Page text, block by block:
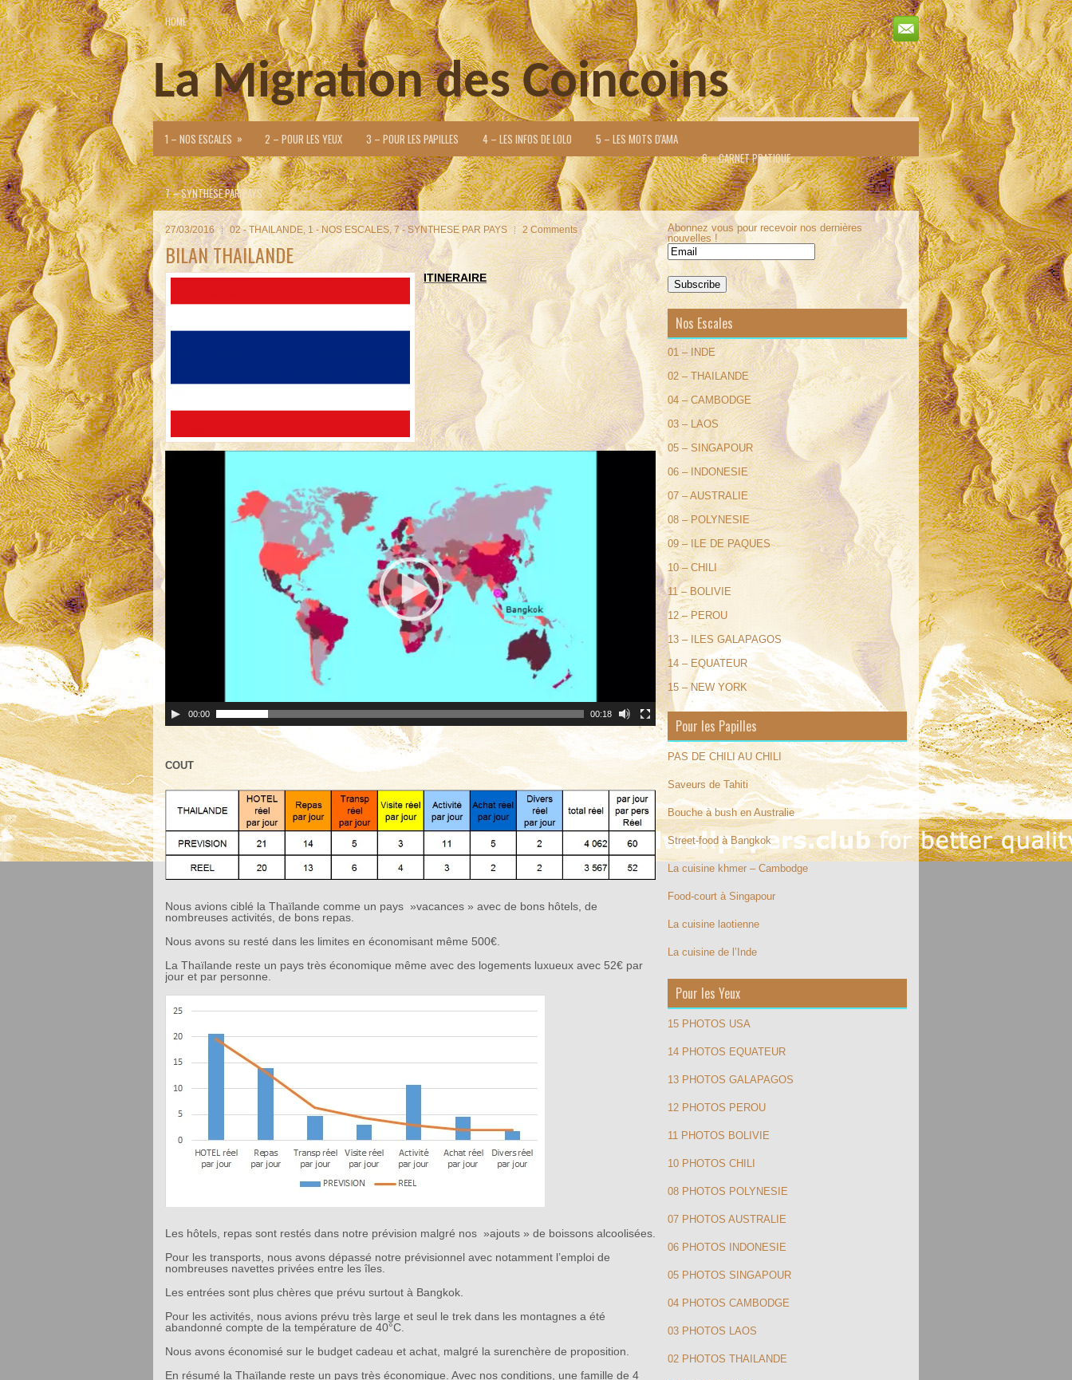
HOME
La Migration des Coincoins
1 – NOS ESCALES » 2 – POUR LES YEUX 3 – POUR LES PAPILLES 4 – LES INFOS DE LOLO
5 – LES MOTS D'AMA
6 – CARNET PRATIQUE
7 – SYNTHESE PAR PAYS
27/03/2016 02 - THAILANDE,1 - NOS ESCALES,7 - SYNTHESE PAR PAYS 2 Comments
BILAN THAILANDE
ITINERAIRE
Lecteur
vidéo
00:00 00:18
COUT
Nous avions ciblé la Thaïlande comme un pays »vacances » avec de bons hôtels, de
nombreuses activités, de bons repas.
Nous avons su resté dans les limites en économisant même 500€.
La Thaïlande reste un pays très économique même avec des logements luxueux avec 52€ par
jour et par personne.
Les hôtels, repas sont restés dans notre prévision malgré nos »ajouts » de boissons alcoolisées.
Pour les transports, nous avons dépassé notre prévisionnel avec notamment l’emploi de
nombreuses navettes privées entre les îles.
Les entrées sont plus chères que prévu surtout à Bangkok.
Pour les activités, nous avions prévu très large et seul le trek dans les montagnes a été
abandonné compte de la température de 40°C.
Nous avons économisé sur le budget cadeau et achat, malgré la surenchère de proposition.
En résumé la Thaïlande reste un pays très économique. Avec nos conditions, une famille de 4
Abonnez vous pour recevoir nos dernières
nouvelles !
Nos Escales
01 – INDE
02 – THAILANDE
04 – CAMBODGE
03 – LAOS
05 – SINGAPOUR
06 – INDONESIE
07 – AUSTRALIE
08 – POLYNESIE
09 – ILE DE PAQUES
10 – CHILI
11 – BOLIVIE
12 – PEROU
13 – ILES GALAPAGOS
14 – EQUATEUR
15 – NEW YORK
Pour les Papilles
PAS DE CHILI AU CHILI
Saveurs de Tahiti
Bouche à bush en Australie
Street-food à Bangkok
La cuisine khmer – Cambodge
Food-court à Singapour
La cuisine laotienne
La cuisine de l’Inde
Pour les Yeux
15 PHOTOS USA
14 PHOTOS EQUATEUR
13 PHOTOS GALAPAGOS
12 PHOTOS PEROU
11 PHOTOS BOLIVIE
10 PHOTOS CHILI
08 PHOTOS POLYNESIE
07 PHOTOS AUSTRALIE
06 PHOTOS INDONESIE
05 PHOTOS SINGAPOUR
04 PHOTOS CAMBODGE
03 PHOTOS LAOS
02 PHOTOS THAILANDE